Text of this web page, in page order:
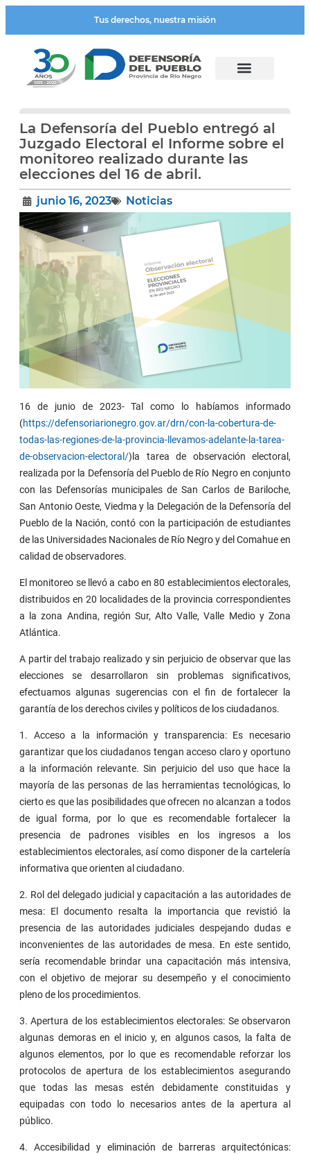
Tus derechos, nuestra misión
La Defensoría del Pueblo entregó al
Juzgado Electoral el Informe sobre el
monitoreo realizado durante las
elecciones del 16 de abril.
junio 16, 2023 Noticias
16 de junio de 2023- Tal como lo habíamos informado
(https://defensoriarionegro.gov.ar/drn/con-la-cobertura-de-
todas-las-regiones-de-la-provincia-llevamos-adelante-la-tarea-
de-observacion-electoral/)la tarea de observación electoral,
realizada por la Defensoría del Pueblo de Río Negro en conjunto
con las Defensorías municipales de San Carlos de Bariloche,
San Antonio Oeste, Viedma y la Delegación de la Defensoría del
Pueblo de la Nación, contó con la participación de estudiantes
de las Universidades Nacionales de Río Negro y del Comahue en
calidad de observadores.
El monitoreo se llevó a cabo en 80 establecimientos electorales,
distribuidos en 20 localidades de la provincia correspondientes
a la zona Andina, región Sur, Alto Valle, Valle Medio y Zona
Atlántica.
A partir del trabajo realizado y sin perjuicio de observar que las
elecciones se desarrollaron sin problemas significativos,
efectuamos algunas sugerencias con el fin de fortalecer la
garantía de los derechos civiles y políticos de los ciudadanos.
1. Acceso a la información y transparencia: Es necesario
garantizar que los ciudadanos tengan acceso claro y oportuno
a la información relevante. Sin perjuicio del uso que hace la
mayoría de las personas de las herramientas tecnológicas, lo
cierto es que las posibilidades que ofrecen no alcanzan a todos
de igual forma, por lo que es recomendable fortalecer la
presencia de padrones visibles en los ingresos a los
establecimientos electorales, así como disponer de la cartelería
informativa que orienten al ciudadano.
2. Rol del delegado judicial y capacitación a las autoridades de
mesa: El documento resalta la importancia que revistió la
presencia de las autoridades judiciales despejando dudas e
inconvenientes de las autoridades de mesa. En este sentido,
sería recomendable brindar una capacitación más intensiva,
con el objetivo de mejorar su desempeño y el conocimiento
pleno de los procedimientos.
3. Apertura de los establecimientos electorales: Se observaron
algunas demoras en el inicio y, en algunos casos, la falta de
algunos elementos, por lo que es recomendable reforzar los
protocolos de apertura de los establecimientos asegurando
que todas las mesas estén debidamente constituidas y
equipadas con todo lo necesarios antes de la apertura al
público.
4. Accesibilidad y eliminación de barreras arquitectónicas: